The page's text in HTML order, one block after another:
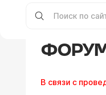
В связи с